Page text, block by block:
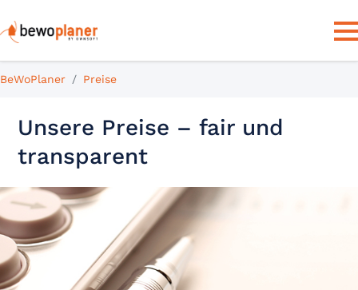
BeWoPlaner Preise
Unsere Preise – fair und
transparent